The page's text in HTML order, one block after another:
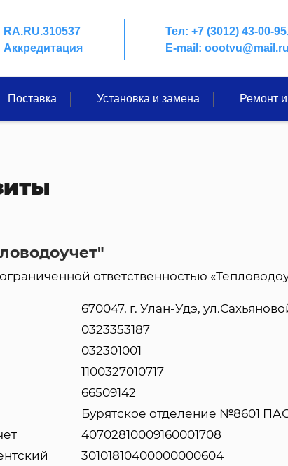
RA.RU.310537
Аккредитация
Тел:+7 (3012) 43-00-95
E-mail:
Поставка Установка и замена Ремонт
ответственностью
670047, г. Улан-Удэ,
0323353187
032301001
1100327010717
66509142
Бурятское отделение №8601
40702810009160001708
30101810400000000604